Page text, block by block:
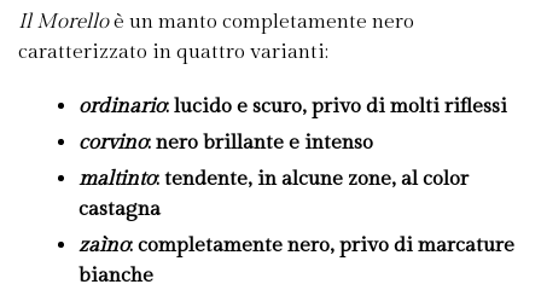
Il Morelloè un manto completamente nero
caratterizzato in quattro varianti:
ordinario: lucido e scuro, privo di molti riflessi
corvino: nero brillante e intenso
maltinto: tendente, in alcune zone, al color
castagna
zaìno: completamente nero, privo di marcature
bianche